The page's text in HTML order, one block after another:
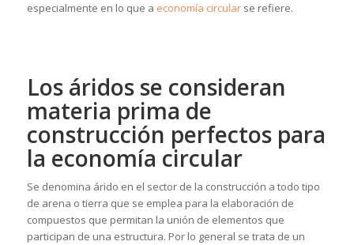
especialmente en lo que a economía circularse refiere.
Los áridos se consideran
materia prima de
construcción perfectos para
la economía circular
Se denomina árido en el sector de la construcción a todo tipo
de arena o tierra que se emplea para la elaboración de
compuestos que permitan la unión de elementos que
participan de una estructura. Por lo general se trata de un